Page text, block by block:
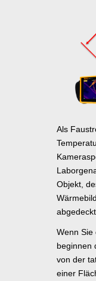
Als
Objekt,
Wenn Sie
beginnen
von der
einer